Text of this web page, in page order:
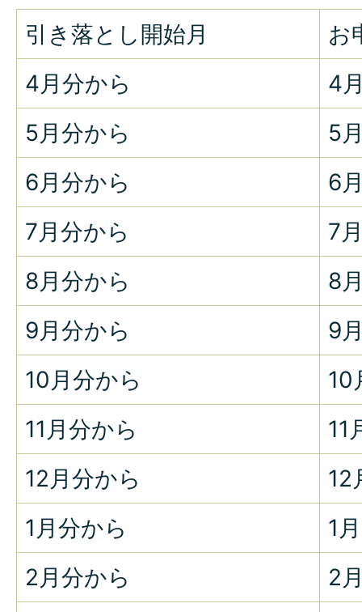
引き落とし開始月
お
4月分から
4
5月分から
5
6月分から
6
7月分から
7
8月分から
8
9月分から
9
10月分から
10
11月分から
11
12月分から
12
1月分から
1
2月分から
2